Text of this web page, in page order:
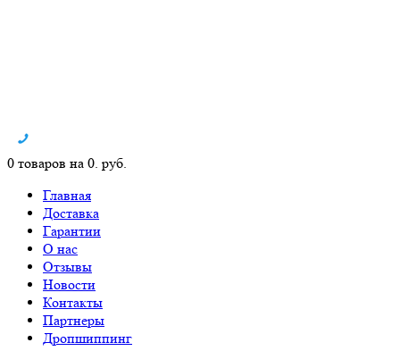
0 товаров на 0. руб.
Главная
Доставка
Гарантии
О нас
Отзывы
Новости
Контакты
Партнеры
Дропшиппинг